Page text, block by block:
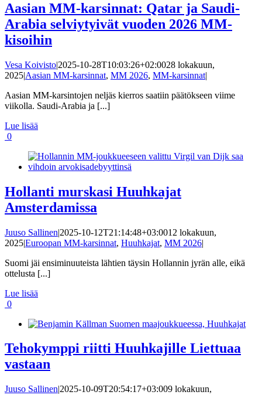
Aasian MM-karsinnat: Qatar ja Saudi-
Arabia selviytyivät vuoden 2026 MM-
kisoihin
Vesa Koivisto|2025-10-28T10:03:26+02:0028 lokakuun,
2025|Aasian MM-karsinnat, MM 2026, MM-karsinnat|
Aasian MM-karsintojen neljäs kierros saatiin päätökseen viime
viikolla. Saudi-Arabia ja [...]
Lue lisää
0
Hollanti murskasi Huuhkajat
Amsterdamissa
Juuso Sallinen|2025-10-12T21:14:48+03:0012 lokakuun,
2025|Euroopan MM-karsinnat, Huuhkajat, MM 2026|
Suomi jäi ensiminuuteista lähtien täysin Hollannin jyrän alle, eikä
ottelusta [...]
Lue lisää
0
Tehokymppi riitti Huuhkajille Liettuaa
vastaan
Juuso Sallinen|2025-10-09T20:54:17+03:009 lokakuun,